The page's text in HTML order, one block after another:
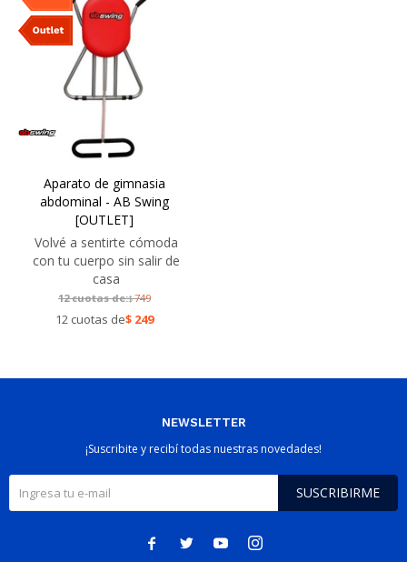
Aparato de gimnasia
abdominal - AB Swing
[OUTLET]
Volvé a sentirte cómoda
con tu cuerpo sin salir de
casa
12 cuotas de:$749
12 cuotas de$ 249
NEWSLETTER
¡Suscribite y recibí todas nuestras novedades!
SUSCRIBIRME
   